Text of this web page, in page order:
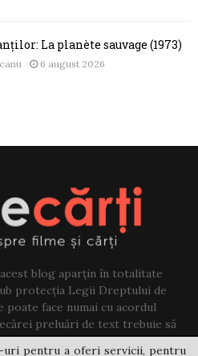
La planète sauvage (1973)
6 august 2026
blog aparțin în totalitate
protecția Legii Dreptului de
face numai cu acordul
preluări de text trebuie să
către acest blog.
uri pentru a oferi servicii, pentru